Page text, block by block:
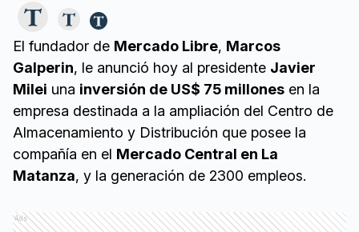
El fundador de Mercado Libre, Marcos
Galperin, le anunció hoy al presidente Javier
Milei una inversión de US$ 75 millones en la
empresa destinada a la ampliación del Centro de
Almacenamiento y Distribución que posee la
compañía en el Mercado Central en La
Matanza, y la generación de 2300 empleos.
Ads